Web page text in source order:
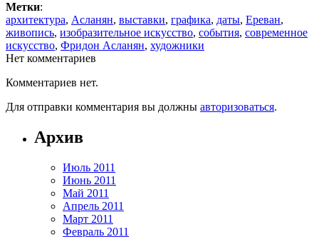
Метки:
архитектура, Асланян, выставки, графика, даты, Ереван,
живопись, изобразительное искусство, события, современное
искусство, Фридон Асланян, художники
Нет комментариев
Комментариев нет.
Для отправки комментария вы должны авторизоваться.
Архив
Июль 2011
Июнь 2011
Май 2011
Апрель 2011
Март 2011
Февраль 2011